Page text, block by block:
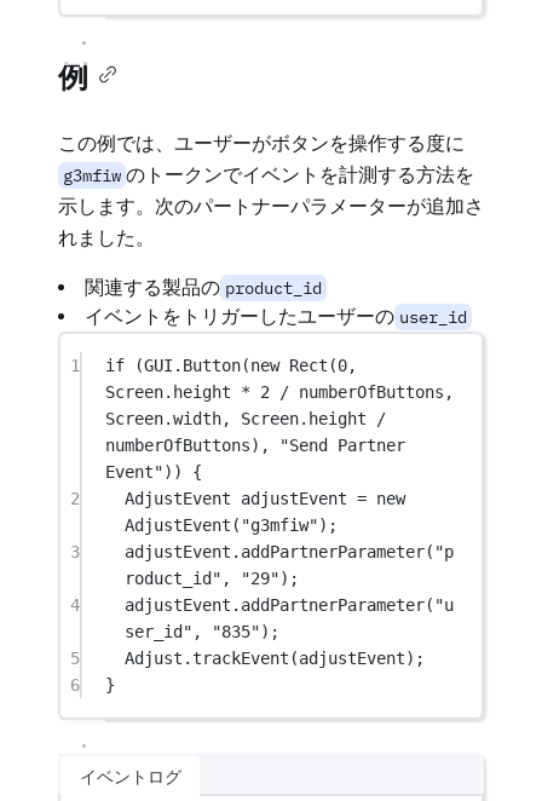
例
この例では、ユーザーがボタンを操作する度に
g3mfiw のトークンでイベントを計測する方法を
示します。次のパートナーパラメーターが追加さ
れました。
関連する製品の product_id
イベントをトリガーしたユーザーの user_id
1 if (GUI. Button(new Rect (0,
Screen.height * 2 / numberOfButtons,
Screen.width, Screen.height /
numberOfButtons),
"Send Partner
Event")) {
2
AdjustEvent adjustEvent = new
AdjustEvent ( "g3mfiw");
3
adjustEvent. addPartnerParameter( "p
roduct_id" , "29");
4
adjustEvent. addPartnerParameter( "u
ser_id" , "835");
5
Adjust.trackEvent (adjustEvent);
6
}
イベントログ